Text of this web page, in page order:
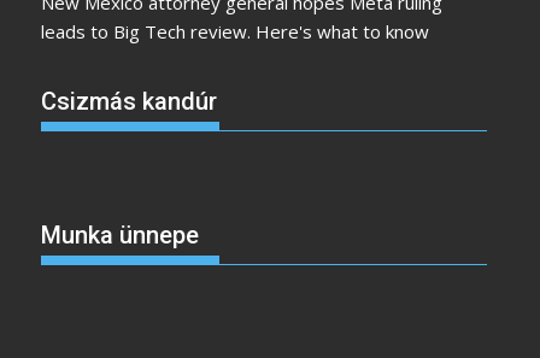
leads to Big Tech review. Here's what to know
Csizmás kandúr
Munka ünnepe